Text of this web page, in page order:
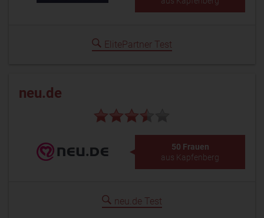
ElitePartner Test
neu.de
50 Frauen
aus Kapfenberg
neu.de Test